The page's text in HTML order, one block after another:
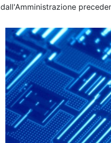
dall'Amministrazione